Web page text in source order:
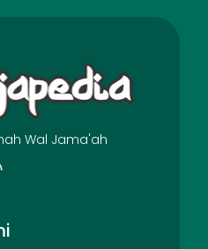
Wal Jama'ah